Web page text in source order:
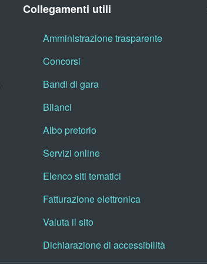
Collegamenti utili
Amministrazione trasparente
Concorsi
Bandi di gara
Bilanci
Albo pretorio
Servizi online
Elenco siti tematici
Fatturazione elettronica
Valuta il sito
Dichiarazione di accessibilità